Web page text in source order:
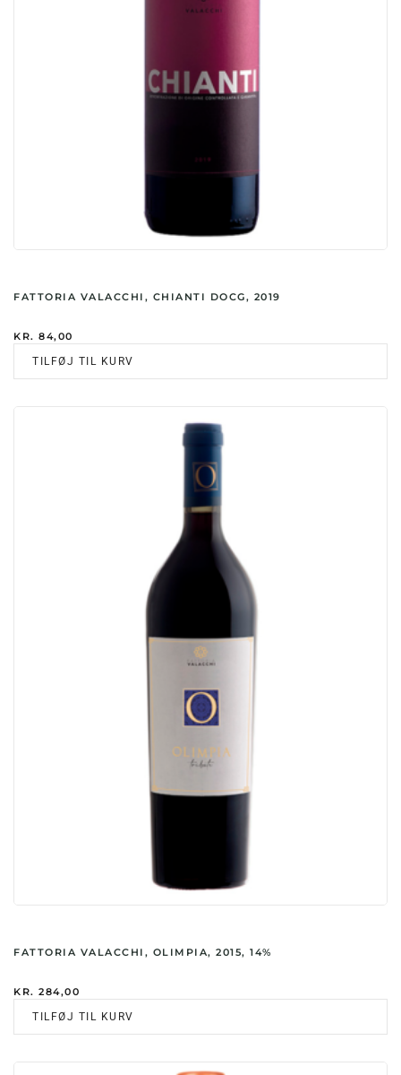
FATTORIA VALACCHI, CHIANTI DOCG, 2019
KR. 84,00
TILFØJ TIL KURV
FATTORIA VALACCHI, OLIMPIA, 2015, 14%
KR. 284,00
TILFØJ TIL KURV